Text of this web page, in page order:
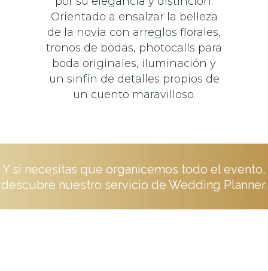
Orientado a ensalzar la belleza
de la novia con arreglos florales,
tronos de bodas, photocalls para
boda originales, iluminación y
un sinfín de detalles propios de
un cuento maravilloso.
Y si necesitas que organicemos todo el evento,
descubre nuestro servicio de Wedding Planner.